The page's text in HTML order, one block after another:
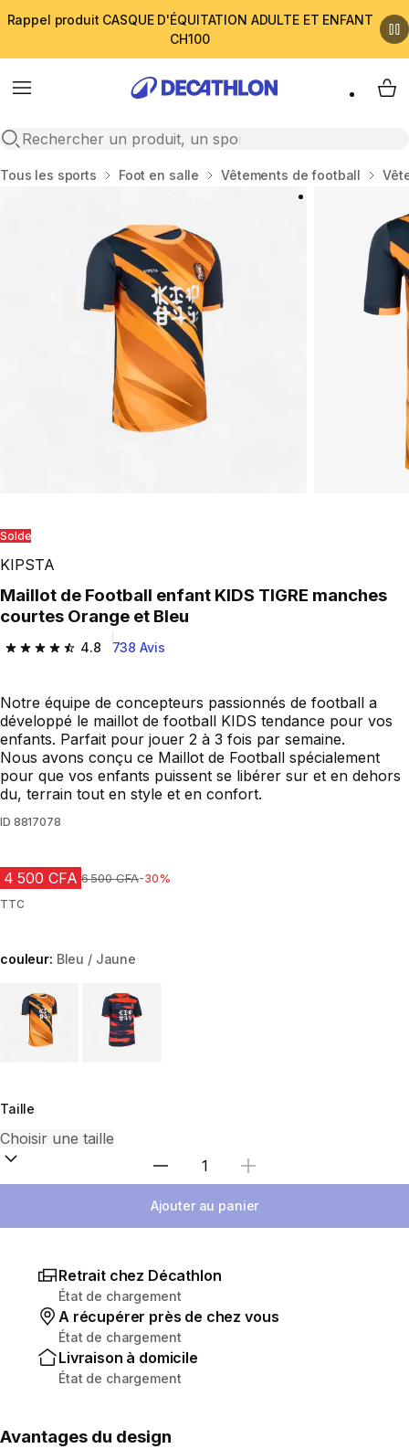
Rappel produit CASQUE D'ÉQUITATION ADULTE ET ENFANT
CH100
Menu
Open search
My
Accueil
Tous les sports Foot en salle Vêtements de football
Solde
KIPSTA
Maillot de Football enfant KIDS TIGRE manches
courtes Orange et Bleu
4.8
4.8 out of 5 stars from 738 reviews
738 Avis
Notre équipe de concepteurs passionnés de football a
développé le maillot de football KIDS tendance pour vos
enfants. Parfait pour jouer 2 à 3 fois par semaine.
Nous avons conçu ce Maillot de Football spécialement
pour que vos enfants puissent se libérer sur et en dehors
du, terrain tout en style et en confort.
ID 8817078
4 500 CFA Prix avant réduction
6 500 CFA-30%
TTC
couleur: Bleu / Jaune
Choose a variant
Taille
Choisir une quantité
Ajouter au panier
Retrait chez Décathlon
État de chargement
A récupérer près de chez vous
État de chargement
Livraison à domicile
État de chargement
Avantages du design